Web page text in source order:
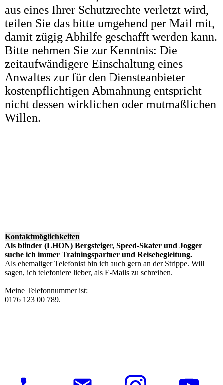
aus eines Ihrer Schutzrechte verletzt wird,
teilen Sie das bitte umgehend per Mail mit,
damit zügig Abhilfe geschafft werden kann.
Bitte nehmen Sie zur Kenntnis: Die
zeitaufwändigere Einschaltung eines
Anwaltes zur für den Diensteanbieter
kostenpflichtigen Abmahnung entspricht
nicht dessen wirklichen oder mutmaßlichen
Willen.
Kontaktmöglichkeiten
Als blinder (LHON) Bergsteiger, Speed-Skater und Jogger
suche ich immer Trainingspartner und Reisebegleitung.
Als ehemaliger Telefonist bin ich auch gern an der Strippe. Will
sagen, ich telefoniere lieber, als E-Mails zu schreiben.
Meine Telefonnummer ist:
0176 123 00 789.